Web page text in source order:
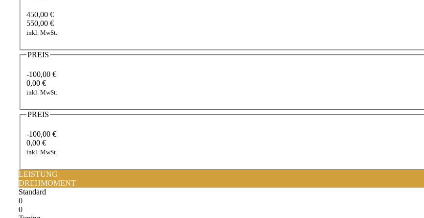
450,00 €
550,00 €
inkl. MwSt.
PREIS
-100,00 €
0,00 €
inkl. MwSt.
PREIS
-100,00 €
0,00 €
inkl. MwSt.
LEISTUNG
DREHMOMENT
Standard
0
0